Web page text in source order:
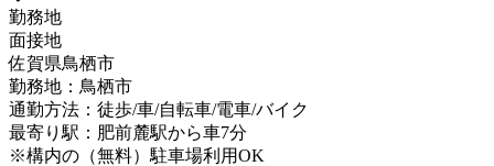
勤務地
面接地
佐賀県鳥栖市
勤務地：鳥栖市
通勤方法：徒歩/車/自転車/電車/バイク
最寄り駅：肥前麓駅から車7分
※構内の（無料）駐車場利用OK